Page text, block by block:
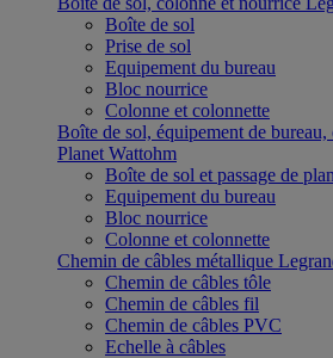
Boîte de sol
Prise de sol
Equipement du bureau
Bloc nourrice
Colonne et colonnette
Boîte de sol, équipement de
Planet Wattohm
Boîte de sol et passage de
Equipement du bureau
Bloc nourrice
Colonne et colonnette
Chemin de câbles métallique
Chemin de câbles tôle
Chemin de câbles fil
Chemin de câbles PVC
Echelle à câbles